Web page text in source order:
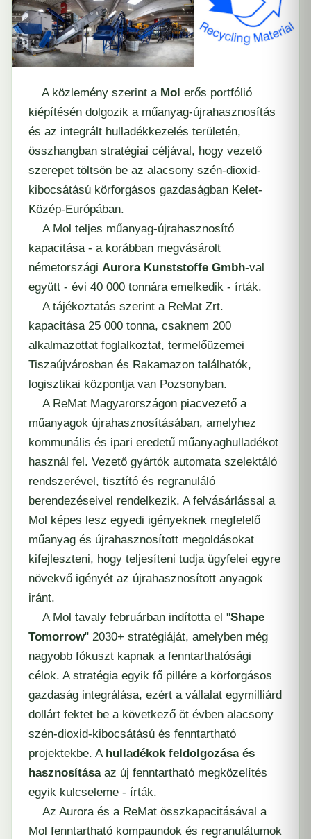
A közlemény szerint a Mol erős portfólió
kiépítésén dolgozik a műanyag-újrahasznosítás
és az integrált hulladékkezelés területén,
összhangban stratégiai céljával, hogy vezető
szerepet töltsön be az alacsony szén-dioxid-
kibocsátású körforgásos gazdaságban Kelet-
Közép-Európában.
A Mol teljes műanyag-újrahasznosító
kapacitása - a korábban megvásárolt
németországi Aurora Kunststoffe Gmbh-val
együtt - évi 40 000 tonnára emelkedik - írták.
A tájékoztatás szerint a ReMat Zrt.
kapacitása 25 000 tonna, csaknem 200
alkalmazottat foglalkoztat, termelőüzemei
Tiszaújvárosban és Rakamazon találhatók,
logisztikai központja van Pozsonyban.
A ReMat Magyarországon piacvezető a
műanyagok újrahasznosításában, amelyhez
kommunális és ipari eredetű műanyaghulladékot
használ fel. Vezető gyártók automata szelektáló
rendszerével, tisztító és regranuláló
berendezéseivel rendelkezik. A felvásárlással a
Mol képes lesz egyedi igényeknek megfelelő
műanyag és újrahasznosított megoldásokat
kifejleszteni, hogy teljesíteni tudja ügyfelei egyre
növekvő igényét az újrahasznosított anyagok
iránt.
A Mol tavaly februárban indította el "Shape
Tomorrow" 2030+ stratégiáját, amelyben még
nagyobb fókuszt kapnak a fenntarthatósági
célok. A stratégia egyik fő pillére a körforgásos
gazdaság integrálása, ezért a vállalat egymilliárd
dollárt fektet be a következő öt évben alacsony
szén-dioxid-kibocsátású és fenntartható
projektekbe. A hulladékok feldolgozása és
hasznosításaaz új fenntartható megközelítés
egyik kulcseleme - írták.
Az Aurora és a ReMat összkapacitásával a
Mol fenntartható kompaundok és regranulátumok